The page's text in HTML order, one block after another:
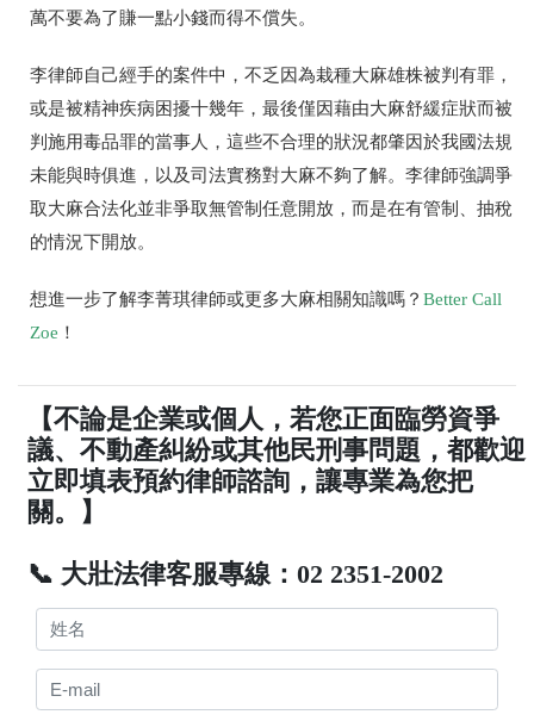
萬不要為了賺一點小錢而得不償失。
李律師自己經手的案件中，不乏因為栽種大麻雄株被判有罪，
或是被精神疾病困擾十幾年，最後僅因藉由大麻舒緩症狀而被
判施用毒品罪的當事人，這些不合理的狀況都肇因於我國法規
未能與時俱進，以及司法實務對大麻不夠了解。李律師強調爭
取大麻合法化並非爭取無管制任意開放，而是在有管制、抽稅
的情況下開放。
想進一步了解李菁琪律師或更多大麻相關知識嗎？ Better Call
Zoe ！
【不論是企業或個人，若您正面臨勞資爭
議、不動產糾紛或其他民刑事問題，都歡迎
立即填表預約律師諮詢，讓專業為您把
關。】
📞 大壯法律客服專線：02 2351-2002